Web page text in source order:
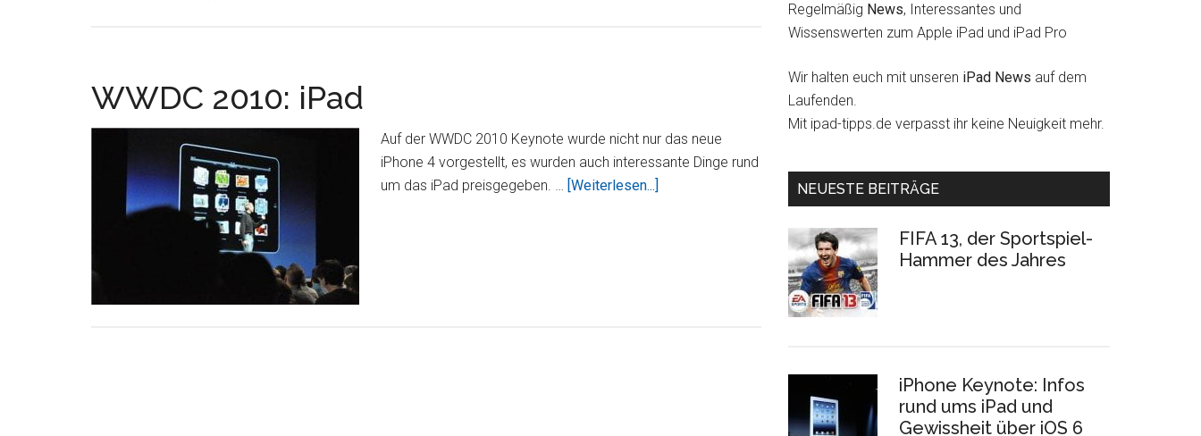
WWDC 2010: iPad
Auf der WWDC 2010 Keynote wurde nicht nur das neue
iPhone 4 vorgestellt, es wurden auch interessante Dinge rund
um das iPad preisgegeben. … [Weiterlesen...]
Regelmäßig News, Interessantes und
Wissenswerten zum Apple iPad und iPad Pro
Wir halten euch mit unseren iPad News auf dem
Laufenden.
Mit ipad-tipps.de verpasst ihr keine Neuigkeit mehr.
NEUESTE BEITRÄGE
FIFA 13, der Sportspiel-
Hammer des Jahres
iPhone Keynote: Infos
rund ums iPad und
Gewissheit über iOS 6